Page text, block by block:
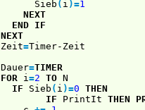
Sieb ( i )=1
NEXT
END IF
NEXT
Zeit=Timer-Zeit
Dauer=TIMER
FOR i=2 TO N
IF Sieb ( i )=0 THEN
IF PrintIt THEN